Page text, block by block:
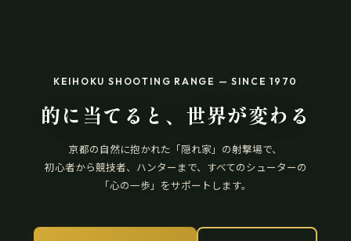
KEIHOKU SHOOTING RANGE — SINCE 1970
的に当てると、世界が変わる
京都の自然に抱かれた「隠れ家」の射撃場で、
初心者から競技者、ハンターまで、すべてのシューターの
「心の一歩」をサポートします。